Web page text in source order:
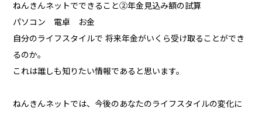
ねんきんネットでできること②年金見込み額の試算
パソコン 電卓 お金
自分のライフスタイルで 将来年金がいくら受け取ることができ
るのか。
これは誰しも知りたい情報であると思います。
ねんきんネットでは、今後のあなたのライフスタイルの変化に